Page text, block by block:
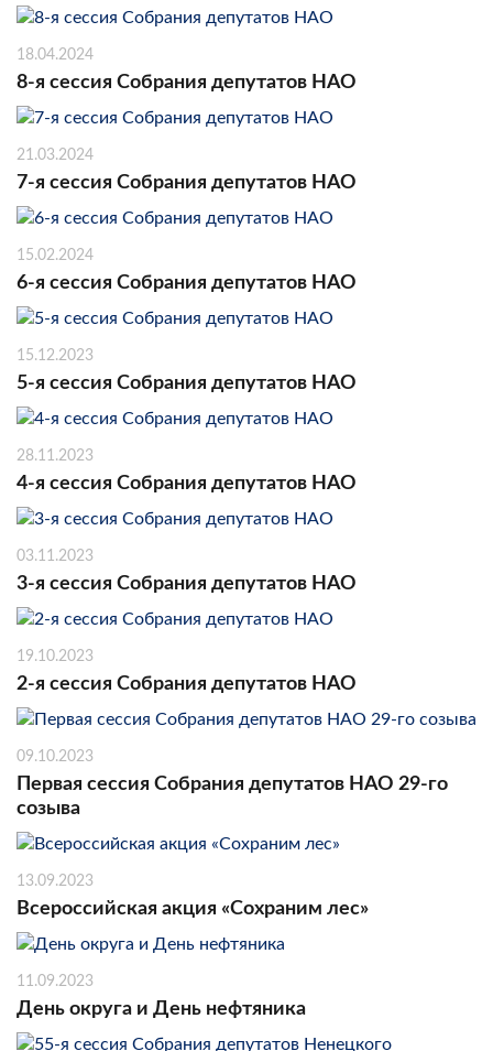
18.04.2024
8-я сессия Собрания депутатов НАО
21.03.2024
7-я сессия Собрания депутатов НАО
15.02.2024
6-я сессия Собрания депутатов НАО
15.12.2023
5-я сессия Собрания депутатов НАО
28.11.2023
4-я сессия Собрания депутатов НАО
03.11.2023
3-я сессия Собрания депутатов НАО
19.10.2023
2-я сессия Собрания депутатов НАО
09.10.2023
Первая сессия Собрания депутатов НАО 29-го
созыва
13.09.2023
Всероссийская акция «Сохраним лес»
11.09.2023
День округа и День нефтяника